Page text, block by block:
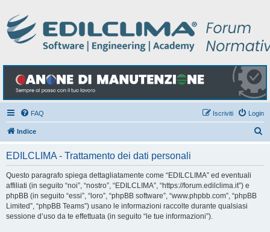
FAQ Login
Iscriviti
Indice
EDILCLIMA - Trattamento dei dati personali
Questo paragrafo spiega dettagliatamente come “EDILCLIMA” ed eventuali
affiliati (in seguito “noi”, “nostro”, “EDILCLIMA”, “https://forum.edilclima.it”) e
phpBB (in seguito “essi”, “loro”, “phpBB software”, “www.phpbb.com”, “phpBB
Limited”, “phpBB Teams”) usano le informazioni raccolte durante qualsiasi
sessione d’uso da te effettuata (in seguito “le tue informazioni”).